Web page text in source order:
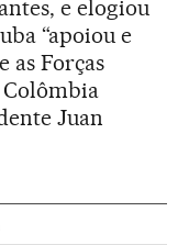
e elogiou
“apoiou e
as Forças
Juan